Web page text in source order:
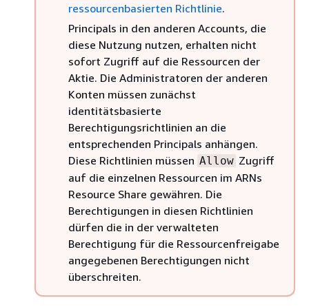
ressourcenbasierten Richtlinie.
Principals in den anderen Accounts, die
diese Nutzung nutzen, erhalten nicht
sofort Zugriff auf die Ressourcen der
Aktie. Die Administratoren der anderen
Konten müssen zunächst
identitätsbasierte
Berechtigungsrichtlinien an die
entsprechenden Principals anhängen.
Diese Richtlinien müssen Allow Zugriff
auf die einzelnen Ressourcen im ARNs
Resource Share gewähren. Die
Berechtigungen in diesen Richtlinien
dürfen die in der verwalteten
Berechtigung für die Ressourcenfreigabe
angegebenen Berechtigungen nicht
überschreiten.